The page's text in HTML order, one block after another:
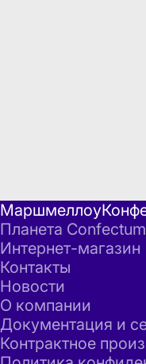
Маршмеллоу
Планета Confectum
Интернет-магазин
Контакты
Новости
О компании
Документация и
Контрактное